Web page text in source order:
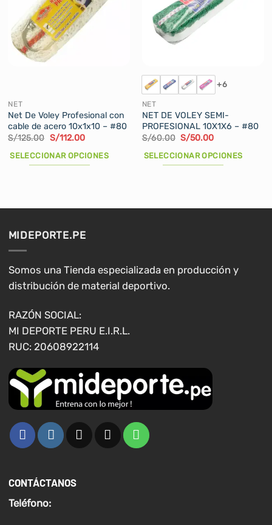
opciones
pueden
elegir
de
producto
opciones
pueden
la
página
de
producto
NET
Net De Voley Profesional con
cable de acero 10x1x10 – #80
S/125.00 El
original
era:
S/112.00El
actual
es:
SELECCIONAR OPCIONES
Las
opciones
se
elegir
la
página
de
+6
NET
NET DE VOLEY SEMI-
PROFESIONAL 10X1X6 – #80
S/60.00 El
original
era:
S/50.00El
actual
es:
SELECCIONAR OPCIONES
se
elegir
MIDEPORTE.PE
Somos una Tienda especializada en producción y
distribución de material deportivo.
RAZÓN SOCIAL:
MI DEPORTE PERU E.I.R.L.
RUC: 20608922114
CONTÁCTANOS
Teléfono: